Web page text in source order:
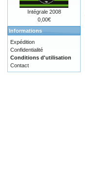
Intégrale 2008
0,00€
Informations
Expédition
Confidentialité
Conditions d'utilisation
Contact